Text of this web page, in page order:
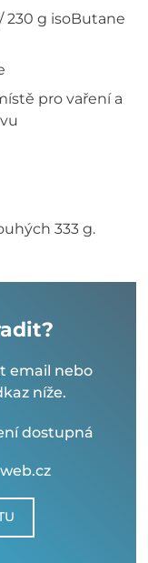
230 g isoButane
pro vaření a
333 g.
email nebo
níže.
dostupná